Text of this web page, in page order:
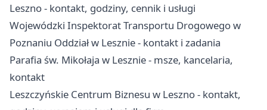
Leszno - kontakt, godziny, cennik i usługi
Wojewódzki Inspektorat Transportu Drogowego w
Poznaniu Oddział w Lesznie - kontakt i zadania
Parafia św. Mikołaja w Lesznie - msze, kancelaria,
kontakt
Leszczyńskie Centrum Biznesu w Leszno - kontakt,